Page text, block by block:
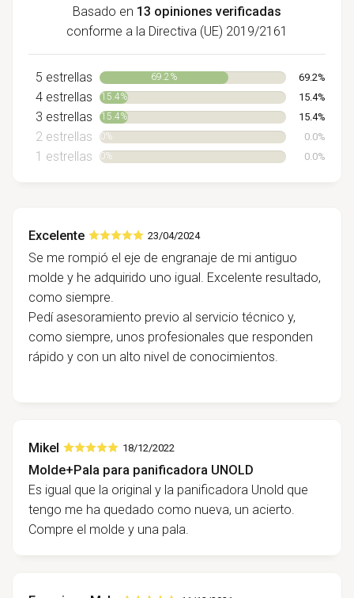
Basado en 13 opiniones verificadas
conforme a la Directiva (UE) 2019/2161
5 estrellas 69.2% 69.2%
4 estrellas 15.4% 15.4%
3 estrellas 15.4% 15.4%
2 estrellas 0% 0.0%
1 estrellas 0% 0.0%
Excelente 23/04/2024
Se me rompió el eje de engranaje de mi antiguo
molde y he adquirido uno igual. Excelente resultado,
como siempre.
Pedí asesoramiento previo al servicio técnico y,
como siempre, unos profesionales que responden
rápido y con un alto nivel de conocimientos.
Mikel 18/12/2022
Molde+Pala para panificadora UNOLD
Es igual que la original y la panificadora Unold que
tengo me ha quedado como nueva, un acierto.
Compre el molde y una pala.